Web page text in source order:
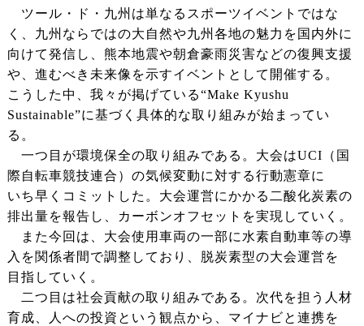
ツール・ド・九州は単なるスポーツイベントではな
く、九州ならではの大自然や九州各地の魅力を国内外に
向けて発信し、熊本地震や朝倉豪雨災害などの復興支援
や、進むべき未来像を示すイベントとして開催する。
こうした中、我々が掲げている“Make Kyushu
Sustainable”に基づく具体的な取り組みが始まってい
る。
一つ目が環境保全の取り組みである。大会はUCI（国
際自転車競技連合）の気候変動に対する行動憲章に
いち早くコミットした。大会運営にかかる二酸化炭素の
排出量を報告し、カーボンオフセットを実現していく。
また今回は、大会使用車両の一部に水素自動車等の導
入を関係者間で調整しており、脱炭素型の大会運営を
目指していく。
二つ目は社会貢献の取り組みである。次代を担う人材
育成、人への投資という観点から、マイナビと連携を